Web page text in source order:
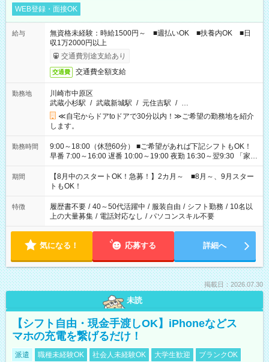
WEB登録・面接OK
給与
無資格未経験：時給1500円～ ■週払いOK ■扶養内OK ■日
収1万2000円以上
交通費別途支給あり
交通費 交通費全額支給
勤務地
川崎市中原区
武蔵小杉駅 / 武蔵新城駅 / 元住吉駅 / …
≪自宅からドアtoドアで30分以内！≫ご希望の勤務地を紹介
します。
勤務時間
9:00～18:00（休憩60分） ■ご希望があれば下記シフトもOK！
早番 7:00～16:00 遅番 10:00～19:00 夜勤 16:30～翌9:30 「家族
と休みを合わせたい」 「余裕を持って夕飯の準備がしたい」
「できれば残業はしたくない」 など、ご希望を教えてください
ね。 ※Wワーク希望の方へ 今ご覧のお仕事で希望する勤務時間
と、もう1つのお仕事の勤務時間。 合計で週40時間を超える場
合は応募できません。
期間
【8月中のスタートOK！急募！】2カ月～ ■8月～、9月スター
トもOK！
特徴 履歴書不要 / 40～50代活躍中 / 服装自由 / シフト勤務 / 10名以
上の大量募集 / 電話対応なし / パソコンスキル不要
気になる！ 応募する 詳細へ
掲載日：2026.07.30
未読
【シフト自由・現金手渡しOK】iPhoneなどス
マホの充電を繋げるだけ！
派遣 職種未経験OK 社会人未経験OK 大学生歓迎
ブランクOK